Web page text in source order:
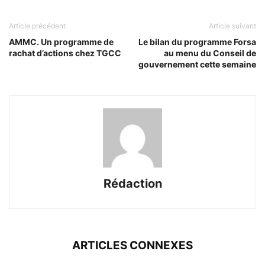
Article précédent
AMMC. Un programme de
rachat d’actions chez TGCC
Article suivant
Le bilan du programme Forsa
au menu du Conseil de
gouvernement cette semaine
Rédaction
ARTICLES CONNEXES